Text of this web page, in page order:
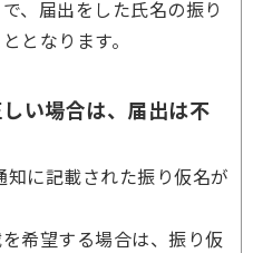
、届出をした氏名の振り
となります。
い場合は、届出は不
に記載された振り仮名が
希望する場合は、振り仮